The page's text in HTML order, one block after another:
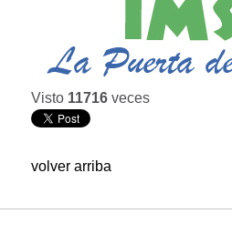
Visto 11716 veces
volver arriba